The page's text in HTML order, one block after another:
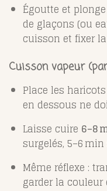
Égoutte et
de glaçons (ou
cuisson et fixer
Cuisson vapeur
Place les
en dessous ne
Laisse cuire 6–8
surgelés, 5–6
Même réflexe :
garder la